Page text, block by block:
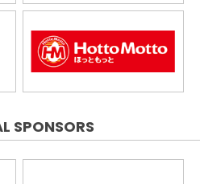
SPONSORS